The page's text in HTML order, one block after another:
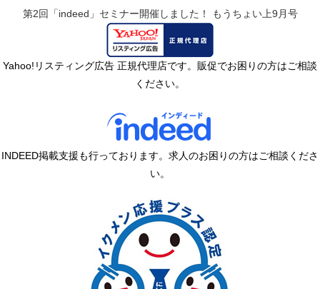
第2回「indeed」セミナー開催しました！ もうちょい上9月号
Yahoo!リスティング広告 正規代理店です。販促でお困りの方はご相談
ください。
INDEED掲載支援も行っております。求人のお困りの方はご相談くださ
い。